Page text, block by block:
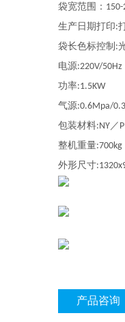
袋宽范围：
生产日期打印:
袋长色标控制 :
电源:220V/50Hz
功率:1.5KW
气源:0.6Mpa/
包装材料:NY／
整机重量:700kg
外形尺寸
产品咨询